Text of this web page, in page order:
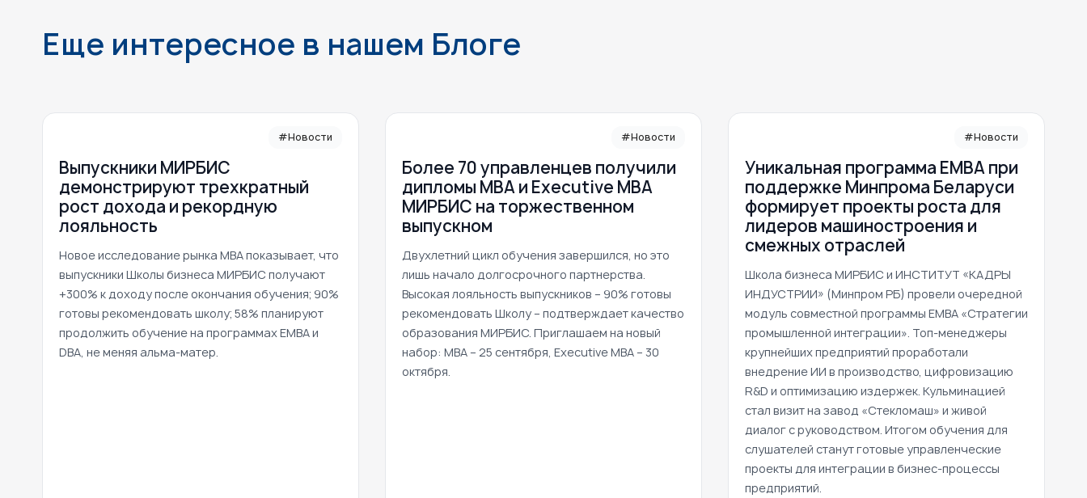
Еще интересное в нашем Блоге
#Новости
Выпускники МИРБИС
демонстрируют трехкратный
рост дохода и рекордную
лояльность
Новое исследование рынка MBA показывает, что
выпускники Школы бизнеса МИРБИС получают
+300% к доходу после окончания обучения; 90%
готовы рекомендовать школу; 58% планируют
продолжить обучение на программах EMBA и
DBA, не меняя альма-матер.
#Новости
Более 70 управленцев получили
дипломы MBA и Executive MBA
МИРБИС на торжественном
выпускном
Двухлетний цикл обучения завершился, но это
лишь начало долгосрочного партнерства.
Высокая лояльность выпускников – 90% готовы
рекомендовать Школу – подтверждает качество
образования МИРБИС. Приглашаем на новый
набор: MBA – 25 сентября, Executive MBA – 30
октября.
#Новости
Уникальная программа ЕМВА при
поддержке Минпрома Беларуси
формирует проекты роста для
лидеров машиностроения и
смежных отраслей
Школа бизнеса МИРБИС и ИНСТИТУТ «КАДРЫ
ИНДУСТРИИ» (Минпром РБ) провели очередной
модуль совместной программы EMBA «Стратегии
промышленной интеграции». Топ-менеджеры
крупнейших предприятий проработали
внедрение ИИ в производство, цифровизацию
R&D и оптимизацию издержек. Кульминацией
стал визит на завод «Стекломаш» и живой
диалог с руководством. Итогом обучения для
слушателей станут готовые управленческие
проекты для интеграции в бизнес-процессы
предприятий.